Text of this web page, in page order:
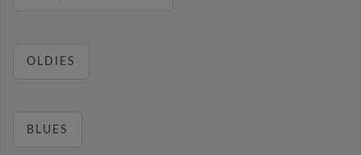
OLDIES
BLUES